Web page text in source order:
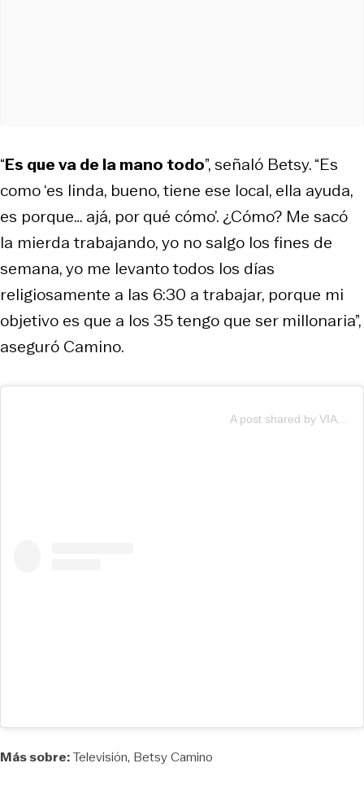
“Es que va de la mano todo”, señaló Betsy. “Es
como ‘es linda, bueno, tiene ese local, ella ayuda,
es porque… ajá, por qué cómo’. ¿Cómo? Me sacó
la mierda trabajando, yo no salgo los fines de
semana, yo me levanto todos los días
religiosamente a las 6:30 a trabajar, porque mi
objetivo es que a los 35 tengo que ser millonaria”,
aseguró Camino.
A post shared by VIA X (@canalviax)
Más sobre:Televisión Betsy Camino